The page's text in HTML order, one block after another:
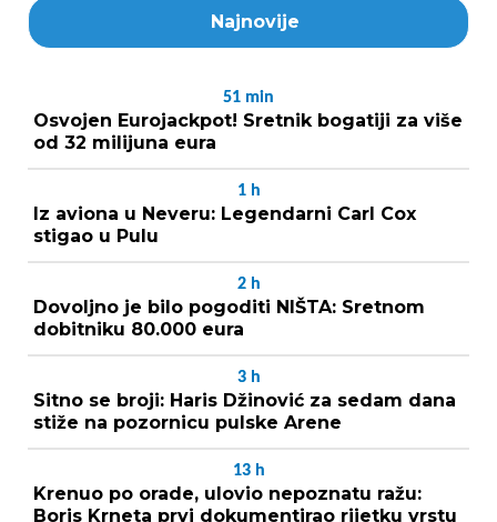
Najnovije
51 min
Osvojen Eurojackpot! Sretnik bogatiji za više
od 32 milijuna eura
1 h
Iz aviona u Neveru: Legendarni Carl Cox
stigao u Pulu
2 h
Dovoljno je bilo pogoditi NIŠTA: Sretnom
dobitniku 80.000 eura
3 h
Sitno se broji: Haris Džinović za sedam dana
stiže na pozornicu pulske Arene
13 h
Krenuo po orade, ulovio nepoznatu ražu:
Boris Krneta prvi dokumentirao rijetku vrstu